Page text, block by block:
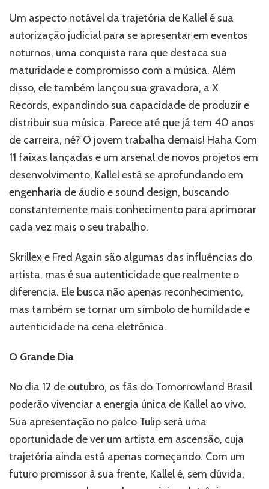
Um aspecto notável da trajetória de Kallel é sua
autorização judicial para se apresentar em eventos
noturnos, uma conquista rara que destaca sua
maturidade e compromisso com a música. Além
disso, ele também lançou sua gravadora, a X
Records, expandindo sua capacidade de produzir e
distribuir sua música. Parece até que já tem 40 anos
de carreira, né? O jovem trabalha demais! Haha Com
11 faixas lançadas e um arsenal de novos projetos em
desenvolvimento, Kallel está se aprofundando em
engenharia de áudio e sound design, buscando
constantemente mais conhecimento para aprimorar
cada vez mais o seu trabalho.
Skrillex e Fred Again são algumas das influências do
artista, mas é sua autenticidade que realmente o
diferencia. Ele busca não apenas reconhecimento,
mas também se tornar um símbolo de humildade e
autenticidade na cena eletrônica.
O Grande Dia
No dia 12 de outubro, os fãs do Tomorrowland Brasil
poderão vivenciar a energia única de Kallel ao vivo.
Sua apresentação no palco Tulip será uma
oportunidade de ver um artista em ascensão, cuja
trajetória ainda está apenas começando. Com um
futuro promissor à sua frente, Kallel é, sem dúvida,